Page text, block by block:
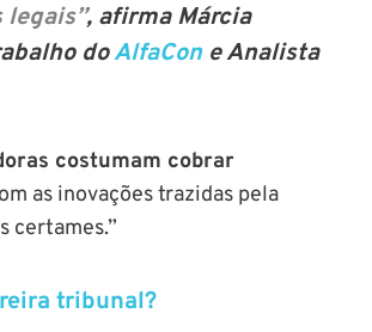
legais”, afirma Márcia
doAlfaCone Analista
costumam cobrar
as inovações trazidas pela
certames.”
tribunal?